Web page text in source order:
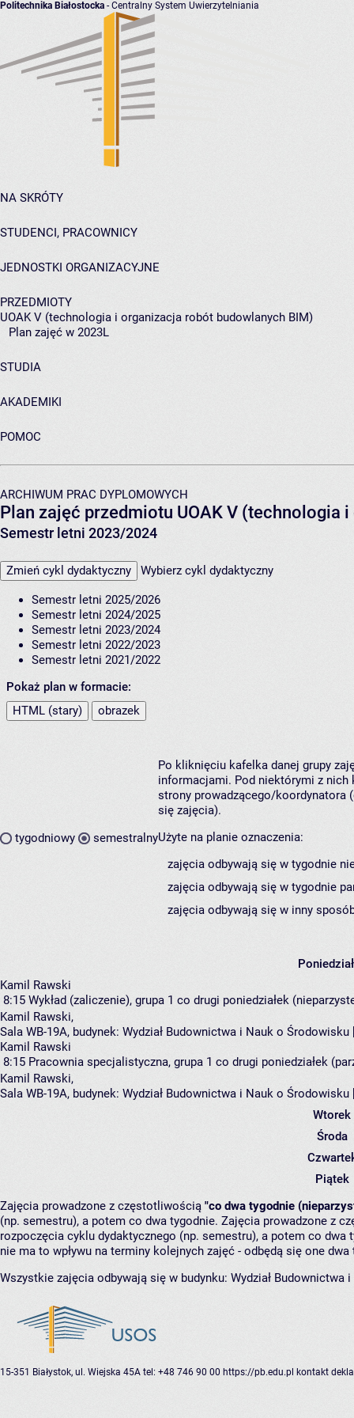
Politechnika Białostocka - Centralny System Uwierzytelniania
NA SKRÓTY
STUDENCI, PRACOWNICY
JEDNOSTKI ORGANIZACYJNE
PRZEDMIOTY
UOAK V (technologia i organizacja robót budowlanych BIM)
Plan zajęć w 2023L
STUDIA
AKADEMIKI
POMOC
ARCHIWUM PRAC DYPLOMOWYCH
Plan zajęć przedmiotu UOAK V
Semestr letni 2023/2024
Zmień cykl dydaktyczny Wybierz cykl dydaktyczny
Semestr letni 2025/2026
Semestr letni 2024/2025
Semestr letni 2023/2024
Semestr letni 2022/2023
Semestr letni 2021/2022
Pokaż plan w formacie:
HTML (stary)
obrazek
tygodniowy semestralny
Po kliknięciu kafelka danej grupy
informacjami. Pod niektórymi z nich
strony prowadzącego/koordynatora
się zajęcia).
Użyte na planie oznaczenia:
zajęcia odbywają się w tygodnie
zajęcia odbywają się w tygodnie
zajęcia odbywają się w inny
Kamil Rawski
8:15 Wykład (zaliczenie), grupa 1 co drugi poniedziałek
Kamil Rawski,
Sala WB-19A, budynek: Wydział Budownictwa i Nauk o Środowisku
Kamil Rawski
8:15 Pracownia specjalistyczna, grupa 1 co drugi poniedziałek
Kamil Rawski,
Sala WB-19A, budynek: Wydział Budownictwa i Nauk o Środowisku
Wtorek
Środa
Piątek
Zajęcia prowadzone z częstotliwością "co dwa tygodnie
(np. semestru), a potem co dwa tygodnie. Zajęcia prowadzone z
rozpoczęcia cyklu dydaktycznego (np. semestru), a potem co
nie ma to wpływu na terminy kolejnych zajęć - odbędą się one
Wszystkie zajęcia odbywają się w budynku: Wydział Budownictwa
15-351 Białystok, ul. Wiejska 45A tel: +48 746 90 00 https://pb.edu.pl kontakt